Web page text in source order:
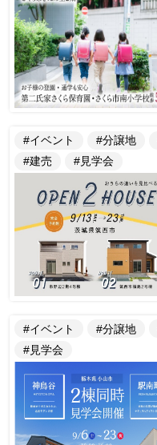
#イベント #分譲地
#建売
#見学会
#イベント #分譲地
#見学会